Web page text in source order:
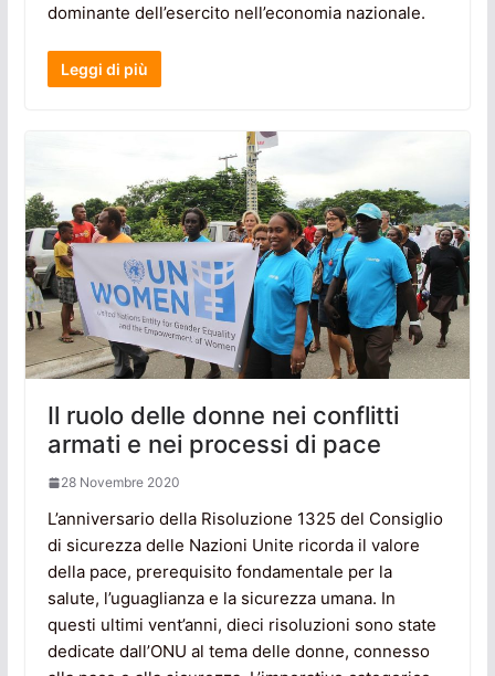
dominante dell’esercito nell’economia nazionale.
Leggi di più
Il ruolo delle donne nei conflitti
armati e nei processi di pace
28 Novembre 2020
L’anniversario della Risoluzione 1325 del Consiglio
di sicurezza delle Nazioni Unite ricorda il valore
della pace, prerequisito fondamentale per la
salute, l’uguaglianza e la sicurezza umana. In
questi ultimi vent’anni, dieci risoluzioni sono state
dedicate dall’ONU al tema delle donne, connesso